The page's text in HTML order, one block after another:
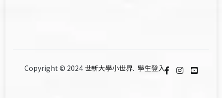
Copyright © 2024 世新大學小世界. 學生登入